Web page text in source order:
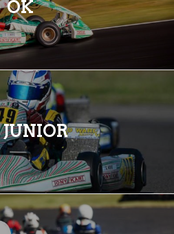
OK